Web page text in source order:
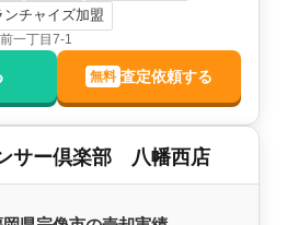
ヒルズ
専有面積:83㎡
ター
ンチャイズ加盟
一丁目7-1
無料 査定依頼する
サー倶楽部 八幡西店